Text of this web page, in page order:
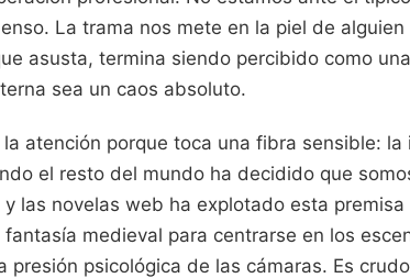
La trama nos mete en la piel de
asusta, termina siendo percibido como
sea un caos absoluto.
atención porque toca una fibra sensible: la
el resto del mundo ha decidido que
las novelas web ha explotado esta
medieval para centrarse en los
presión psicológica de las cámaras. Es